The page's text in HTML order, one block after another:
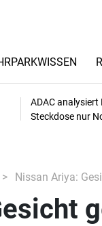
ADAC
Steckdose nur
Nissan Ariya: